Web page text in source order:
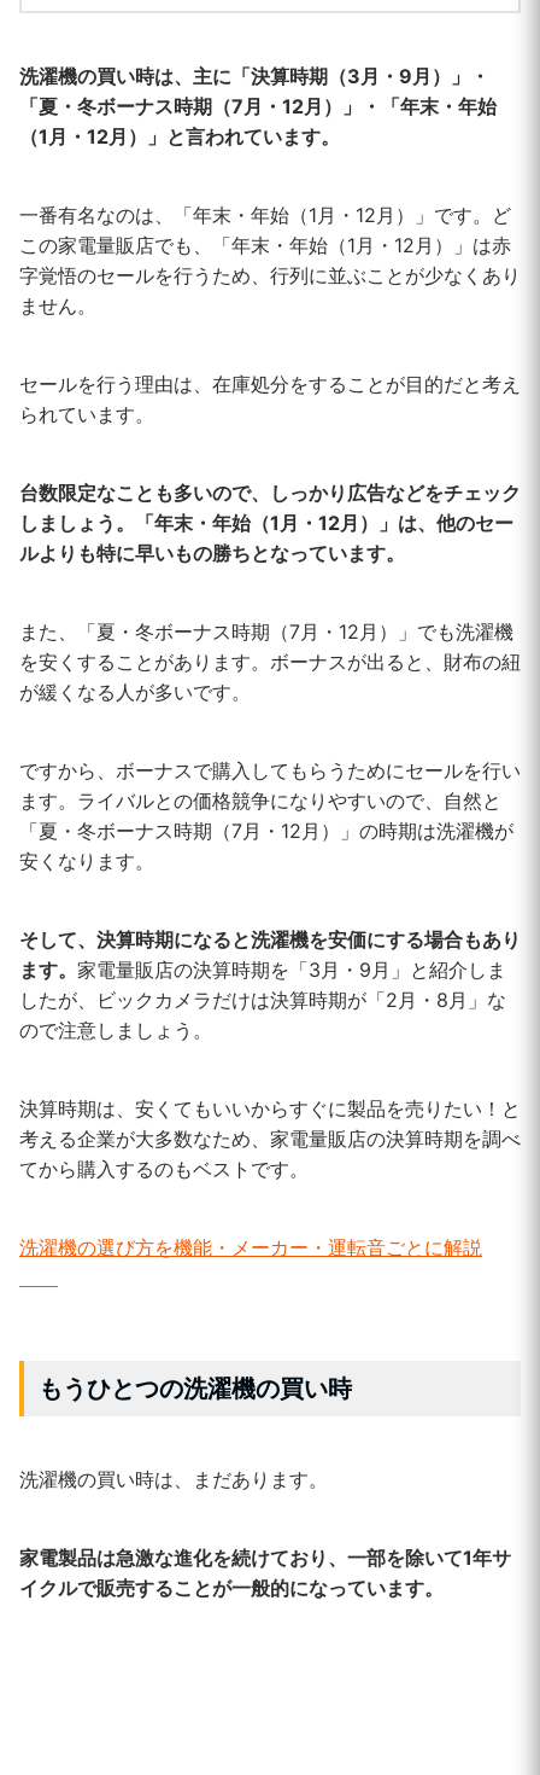
洗濯機の買い時は、主に「決算時期（3月・9月）」・
「夏・冬ボーナス時期（7月・12月）」・「年末・年始
（1月・12月）」と言われています。
一番有名なのは、「年末・年始（1月・12月）」です。ど
この家電量販店でも、「年末・年始（1月・12月）」は赤
字覚悟のセールを行うため、行列に並ぶことが少なくあり
ません。
セールを行う理由は、在庫処分をすることが目的だと考え
られています。
台数限定なことも多いので、しっかり広告などをチェック
しましょう。「年末・年始（1月・12月）」は、他のセー
ルよりも特に早いもの勝ちとなっています。
また、「夏・冬ボーナス時期（7月・12月）」でも洗濯機
を安くすることがあります。ボーナスが出ると、財布の紐
が緩くなる人が多いです。
ですから、ボーナスで購入してもらうためにセールを行い
ます。ライバルとの価格競争になりやすいので、自然と
「夏・冬ボーナス時期（7月・12月）」の時期は洗濯機が
安くなります。
そして、決算時期になると洗濯機を安価にする場合もあり
ます。 家電量販店の決算時期を「3月・9月」と紹介しま
したが、ビックカメラだけは決算時期が「2月・8月」な
ので注意しましょう。
決算時期は、安くてもいいからすぐに製品を売りたい！と
考える企業が大多数なため、家電量販店の決算時期を調べ
てから購入するのもベストです。
洗濯機の選び方を機能・メーカー・運転音ごとに解説
もうひとつの洗濯機の買い時
洗濯機の買い時は、まだあります。
家電製品は急激な進化を続けており、一部を除いて1年サ
イクルで販売することが一般的になっています。